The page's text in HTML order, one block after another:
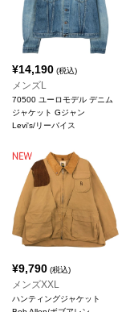
¥14,190 (税込)
メンズL
70500 ユーロモデル デニム
ジャケット Gジャン
Levi's/リーバイス
¥9,790 (税込)
メンズXXL
ハンティングジャケット